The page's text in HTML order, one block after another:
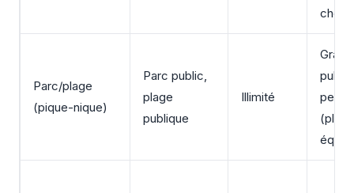
cher
Parc/plage
(pique-nique)
Parc public,
plage
publique
Illimité
petit
(plage